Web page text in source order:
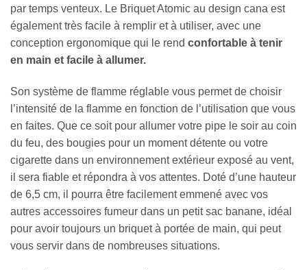
par temps venteux. Le Briquet Atomic au design cana est
également très facile à remplir et à utiliser, avec une
conception ergonomique qui le rend confortable à tenir
en main et facile à allumer.
Son système de flamme réglable vous permet de choisir
l’intensité de la flamme en fonction de l’utilisation que vous
en faites. Que ce soit pour allumer votre pipe le soir au coin
du feu, des bougies pour un moment détente ou votre
cigarette dans un environnement extérieur exposé au vent,
il sera fiable et répondra à vos attentes. Doté d’une hauteur
de 6,5 cm, il pourra être facilement emmené avec vos
autres accessoires fumeur dans un petit sac banane, idéal
pour avoir toujours un briquet à portée de main, qui peut
vous servir dans de nombreuses situations.